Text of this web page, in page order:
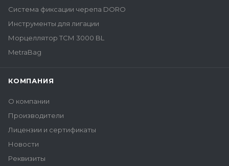
Система фиксации черепа DORO
Инструменты для лигации
Морцеллятор ТСМ 3000 BL
MetraBag
КОМПАНИЯ
О компании
Производители
Лицензии и сертификаты
Новости
Реквизиты